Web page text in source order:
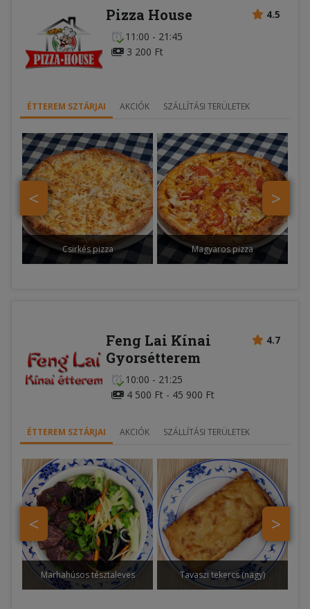
4.5
Pizza House
11:00 - 21:45
3 200 Ft
ÉTTEREM SZTÁRJAI AKCIÓK SZÁLLÍTÁSI TERÜLETEK
>
<
Csirkés pizza Magyaros pizza
4.7
Feng Lai Kínai
Gyorsétterem
10:00 - 21:25
4 500 Ft - 45 900 Ft
ÉTTEREM SZTÁRJAI AKCIÓK SZÁLLÍTÁSI TERÜLETEK
>
<
Marhahúsos tésztaleves Tavaszi tekercs (nagy)